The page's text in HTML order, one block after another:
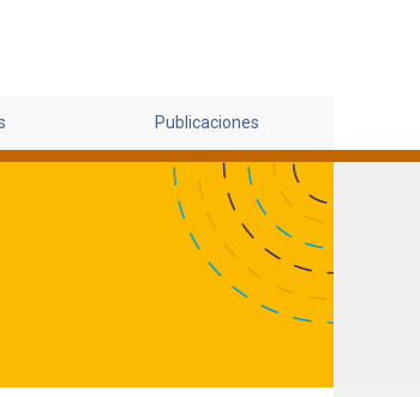
Publicaciones